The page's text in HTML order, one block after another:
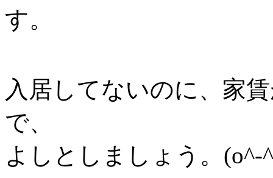
す。
入居してないのに、家
で、
よしとしましょう。(o^-